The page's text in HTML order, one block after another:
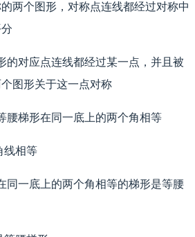
两个图形，对称点连线都经过对称中
的对应点连线都经过某一点，并且被
图形关于这一点对称
腰梯形在同一底上的两个角相等
线相等
同一底上的两个角相等的梯形是等腰